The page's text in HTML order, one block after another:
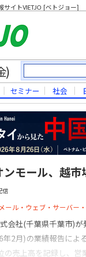
イトVIETJO [ベトジョー]
)
セミナー 社会
ンモール、越
信
ール・ウェブ・サーバ
会社(千葉県千葉市)が
2月)の業績報告によ
の売上高を記録し、営